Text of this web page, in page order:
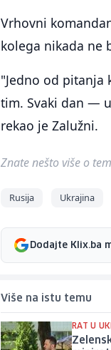
Vrhovni
kolega nikada ne
"Jedno od pitanja
tim. Svaki dan —
rekao je Zalužni.
Znate nešto više o
Rusija Ukrajina
Dodajte Klix.ba
Više na istu temu
RAT U